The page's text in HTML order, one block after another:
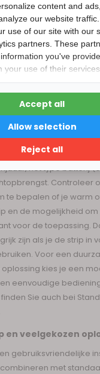
ook koel witte
Sommige modellen
of een schakelaar
te zetten. De strips
zelfklevende
zonder gereedschap
Sie auch bei 12 volt
en waar let je
LED strip op batterij is
het type batterij
Controleer
te bepalen of je warm
en de mogelijkheid
voor de toepassing.
zijn als je de strip in
Voor een
kies je een
eenvoudige
Sie auch bei
en veelgekozen
gebruiksvriendelijke
met
Nu 15% korting
15korting
15% korting
Verder winkelen
content and
our website
use of our site with our
partners. These
you've
use of their services.
Reject all
Allow selection
Accept all